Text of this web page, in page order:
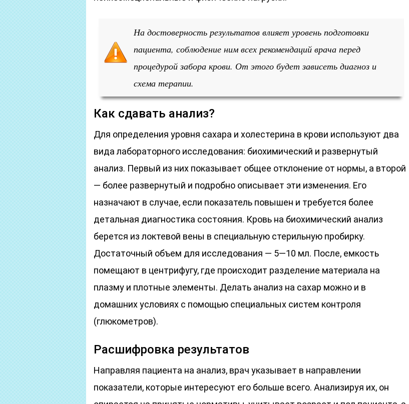
На достоверность результатов влияет уровень подготовки
пациента, соблюдение ним всех рекомендаций врача перед
процедурой забора крови. От этого будет зависеть диагноз и
схема терапии.
Как сдавать анализ?
Для определения уровня сахара и холестерина в крови используют два
вида лабораторного исследования: биохимический и развернутый
анализ. Первый из них показывает общее отклонение от нормы, а второй
— более развернутый и подробно описывает эти изменения. Его
назначают в случае, если показатель повышен и требуется более
детальная диагностика состояния. Кровь на биохимический анализ
берется из локтевой вены в специальную стерильную пробирку.
Достаточный объем для исследования — 5—10 мл. После, емкость
помещают в центрифугу, где происходит разделение материала на
плазму и плотные элементы. Делать анализ на сахар можно и в
домашних условиях с помощью специальных систем контроля
(глюкометров).
Расшифровка результатов
Направляя пациента на анализ, врач указывает в направлении
показатели, которые интересуют его больше всего. Анализируя их, он